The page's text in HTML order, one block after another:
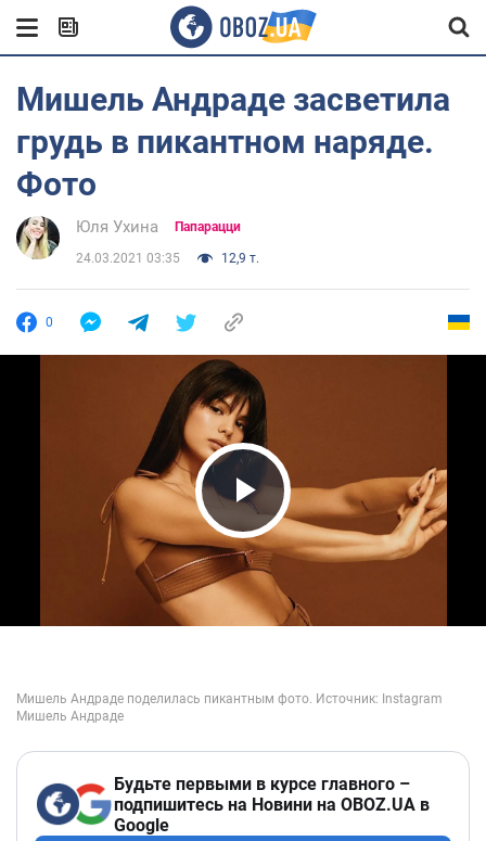
Мишель Андраде засветила
грудь в пикантном наряде.
Фото
Юля Ухина Папарацци
24.03.2021 03:35 12,9 т.
0
Play Video
Будьте первыми в курсе главного –
подпишитесь на Новини на OBOZ.UA в
Google